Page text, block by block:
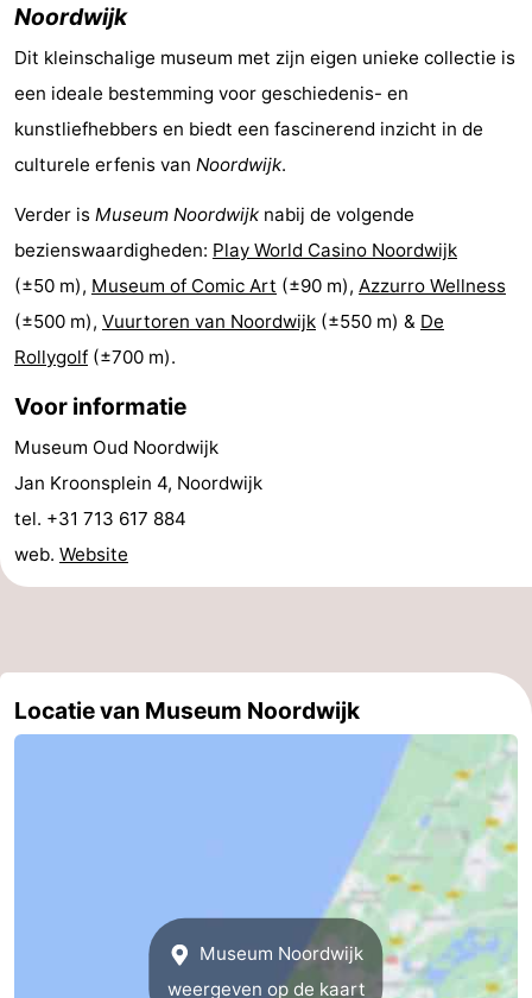
Duinen
aan
Bergen
-
aan
Noordhollands
-
aan
Zee
Natuur
Zuid-
-
Amsterdam
-
Zandvoort
Zuid-
-
Natuur
-
Noordwijk
Dit kleinschalige museum met zijn eigen unieke collectie is
een ideale bestemming voor geschiedenis- en
kunstliefhebbers en biedt een fascinerend inzicht in de
culturele erfenis van Noordwijk.
Verder is Museum Noordwijk nabij de volgende
bezienswaardigheden: Play World Casino Noordwijk
(±50 m), Museum of Comic Art (±90 m), Azzurro Wellness
(±500 m), Vuurtoren van Noordwijk (±550 m) & De
Rollygolf (±700 m).
Voor informatie
Museum Oud Noordwijk
Jan Kroonsplein 4, Noordwijk
tel. +31 713 617 884
web. Website
Locatie van Museum Noordwijk
Museum Noordwijk
weergeven op de kaart